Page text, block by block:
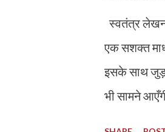
स्वतंत्र लेखन
एक सशक्त
इसके साथ
भी सामने